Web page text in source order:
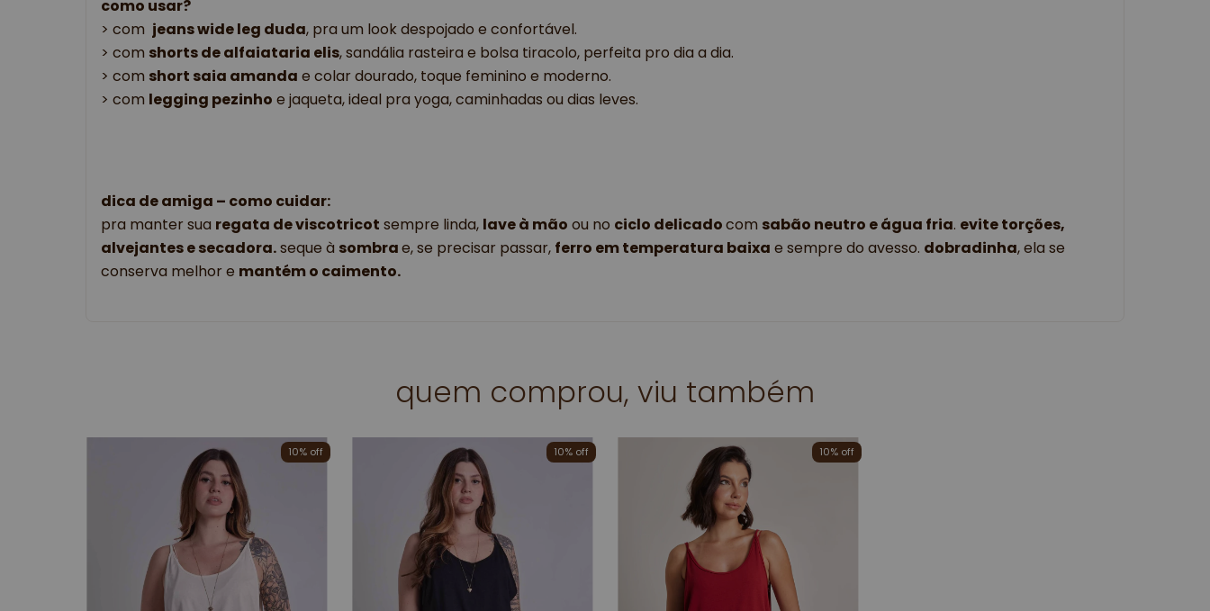
como usar?
> com jeans wide leg duda, pra um look despojado e confortável.
> com shorts de alfaiataria elis, sandália rasteira e bolsa tiracolo, perfeita pro dia a dia.
> com short saia amanda e colar dourado, toque feminino e moderno.
> com legging pezinho e jaqueta, ideal pra yoga, caminhadas ou dias leves.
dica de amiga – como cuidar:
pra manter sua regata de viscotricot sempre linda, lave à mão ou no ciclo delicadocom sabão neutro e água fria. evite torções,
alvejantes e secadora.seque à sombrae, se precisar passar, ferro em temperatura baixa e sempre do avesso. dobradinha, ela se
conserva melhor e mantém o caimento.
quem comprou, viu também
10% off 10% off 10% off